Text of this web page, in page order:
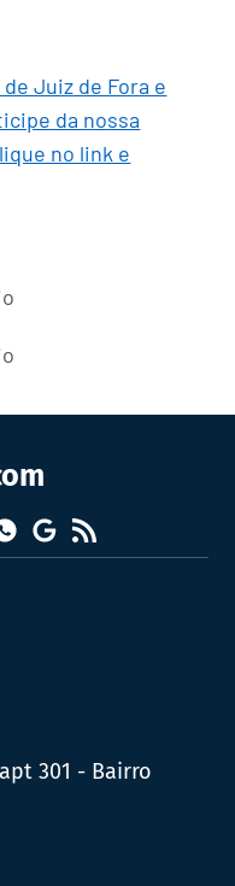
Juiz de Fora e
da nossa
no link e
Google
News
RSS
301 - Bairro